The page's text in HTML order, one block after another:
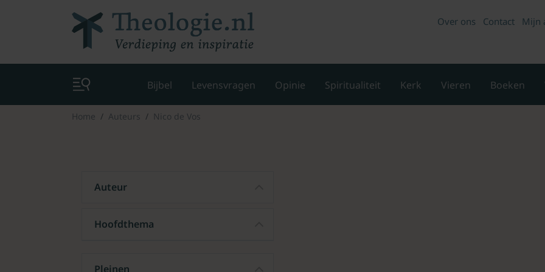
Over ons Contact Mijn
Bijbel Levensvragen Opinie Spiritualiteit Kerk Vieren Boeken
Home Auteurs Nico de Vos
Auteur
Hoofdthema
Pleinen